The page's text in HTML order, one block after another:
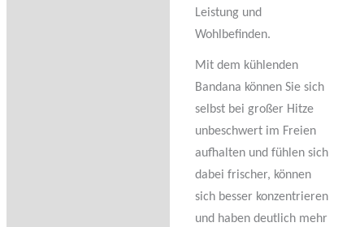
Leistung und
Wohlbefinden.
Mit dem kühlenden
Bandana können Sie sich
selbst bei großer Hitze
unbeschwert im Freien
aufhalten und fühlen sich
dabei frischer, können
sich besser konzentrieren
und haben deutlich mehr